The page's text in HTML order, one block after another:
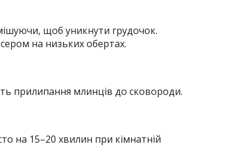
щоб уникнути грудочок.
на низьких обертах.
прилипання млинців до сковороди.
на 15–20 хвилин при кімнатній